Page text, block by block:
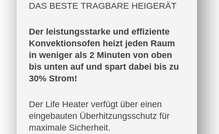
DAS BESTE TRAGBARE HEIGERÄT
Der leistungsstarke und effiziente
Konvektionsofen heizt jeden Raum
in weniger als 2 Minuten von oben
bis unten auf und spart dabei bis zu
30% Strom!
Der Life Heater verfügt über einen
eingebauten Überhitzungsschutz für
maximale Sicherheit.